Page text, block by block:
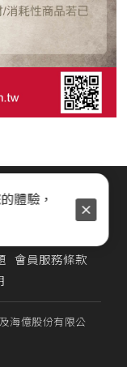
會員服務條款
海億股份有限公
體驗，